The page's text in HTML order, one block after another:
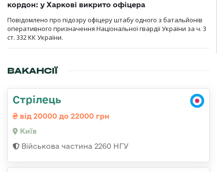
кордон: у Харкові викрито офіцера
Повідомлено про підозру офіцеру штабу одного з батальйонів
оперативного призначення Національної гвардії України за ч. 3
ст. 332 КК України.
ВАКАНСІЇ
Стрілець
від 20000 до 22000 грн
Київ
Військова частина 2260 НГУ